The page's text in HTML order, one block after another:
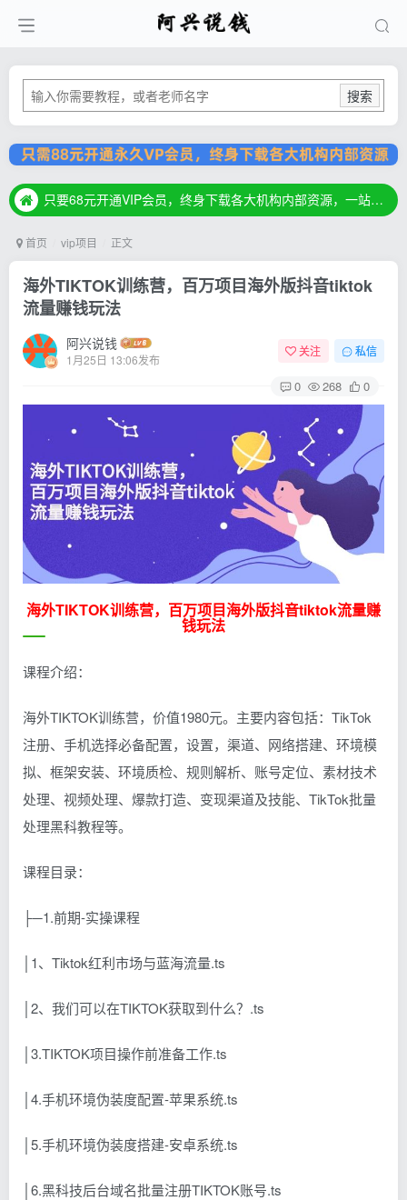
搜索
只要68元开通VIP会员，终身下载各大机构内部资源，一站式草根创业基地，最新最强网赚教程大全，小投入，大回报！
只要68元开通VIP会员，终身下载各大机构内部资源，一站式草根创业基地，最新最强网赚教程大全，小投入，大回报！
首页 vip项目 正文
海外TIKTOK训练营，百万项目海外版抖音tiktok
流量赚钱玩法
阿兴说钱
1月25日 13:06发布
关注 私信
0 268 0
海外TIKTOK训练营，百万项目海外版抖音tiktok流量赚
钱玩法
课程介绍：
海外TIKTOK训练营，价值1980元。主要内容包括：TikTok
注册、手机选择必备配置，设置，渠道、网络搭建、环境模
拟、框架安装、环境质检、规则解析、账号定位、素材技术
处理、视频处理、爆款打造、变现渠道及技能、TikTok批量
处理黑科教程等。
课程目录：
├─1.前期-实操课程
│1、Tiktok红利市场与蓝海流量.ts
│2、我们可以在TIKTOK获取到什么？.ts
│3.TIKTOK项目操作前准备工作.ts
│4.手机环境伪装度配置-苹果系统.ts
│5.手机环境伪装度搭建-安卓系统.ts
│6.黑科技后台域名批量注册TIKTOK账号.ts